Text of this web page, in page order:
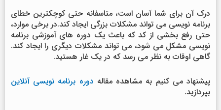
درک آن برای شما آسان است، متاسفانه حتی کوچکترین خطای
برنامه نویسی می تواند مشکلات بزرگی ایجاد کند.در برخی موارد،
حتی رفع بخشی از کد که باعث یک دوره های آموزشی برنامه
نویسی مشکل می شود، می تواند مشکلات دیگری را ایجاد کند.
گاهی اوقات به نظر می رسد که در یک غار هستید.
پیشنهاد می کنیم به مشاهده مقاله دوره برنامه نویسی آنلاین
بپردازید.